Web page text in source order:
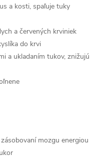
a kosti, spaľuje tuky
a červených krviniek
do krvi
a ukladaním tukov, znižujú
mozgu energiou